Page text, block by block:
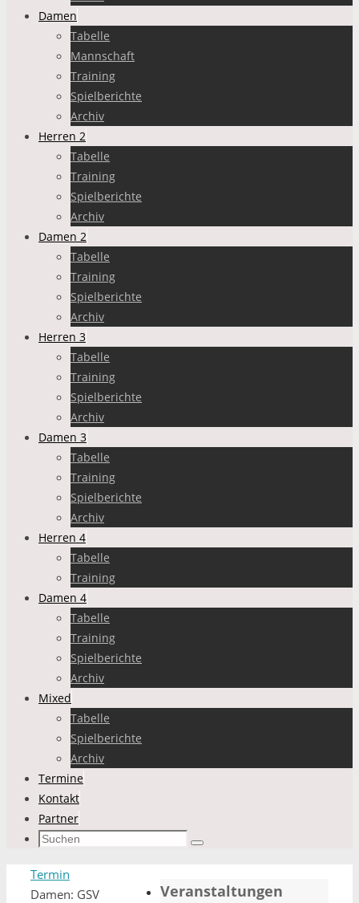
Damen
Tabelle
Mannschaft
Training
Spielberichte
Archiv
Herren 2
Tabelle
Training
Spielberichte
Archiv
Damen 2
Tabelle
Training
Spielberichte
Archiv
Herren 3
Tabelle
Training
Spielberichte
Archiv
Damen 3
Tabelle
Training
Spielberichte
Archiv
Herren 4
Tabelle
Training
Damen 4
Tabelle
Training
Spielberichte
Archiv
Mixed
Tabelle
Spielberichte
Archiv
Termine
Kontakt
Partner
Suchen
Suchen
Start
Termin
Damen: GSV
Veranstaltungen